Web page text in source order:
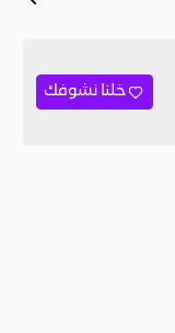
خلنا نشوفك